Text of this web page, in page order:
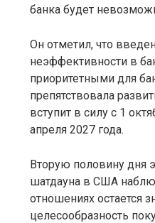
банка будет
Он отметил, что
неэффективности в
приоритетными для
препятствовала
вступит в силу с 1
апреля 2027 года.
Вторую половину дня
шатдауна в США
отношениях остается
целесообразность